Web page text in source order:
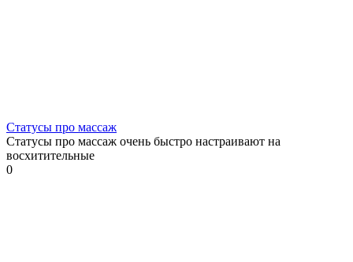
Статусы про массаж
Статусы про массаж очень быстро настраивают на
восхитительные
0